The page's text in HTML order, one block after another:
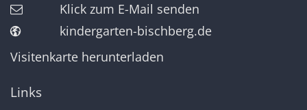
Klick zum E-Mail senden
kindergarten-bischberg.de
Visitenkarte herunterladen
Links